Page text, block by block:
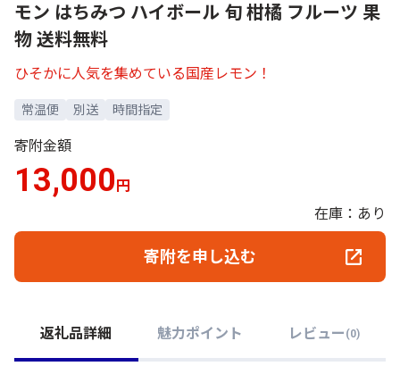
モン はちみつ ハイボール 旬 柑橘 フルーツ 果
物 送料無料
ひそかに人気を集めている国産レモン！
常温便 別送 時間指定
寄附金額
13,000 円
在庫：あり
寄附を申し込む
返礼品詳細 魅力ポイント レビュー (0)